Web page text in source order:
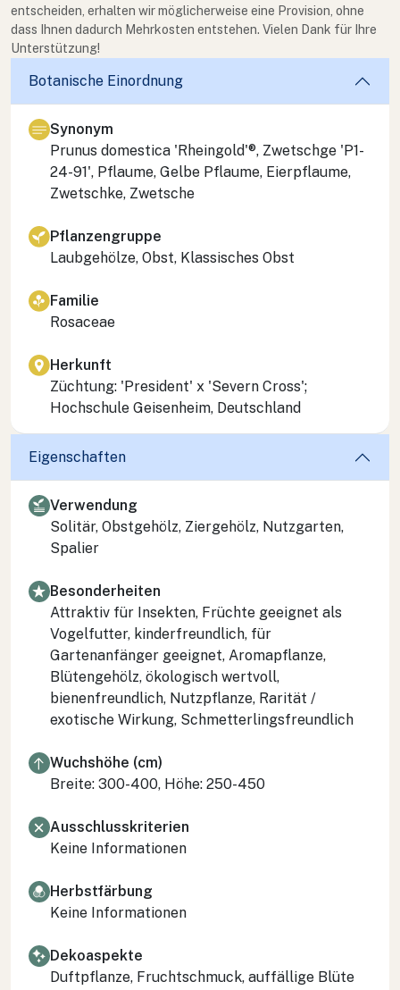
entscheiden, erhalten wir möglicherweise eine Provision, ohne
dass Ihnen dadurch Mehrkosten entstehen. Vielen Dank für Ihre
Unterstützung!
Botanische Einordnung
Synonym
Prunus domestica 'Rheingold'®, Zwetschge 'P1-
24-91', Pflaume, Gelbe Pflaume, Eierpflaume,
Zwetschke, Zwetsche
Pflanzengruppe
Laubgehölze, Obst, Klassisches Obst
Familie
Rosaceae
Herkunft
Züchtung: 'President' x 'Severn Cross';
Hochschule Geisenheim, Deutschland
Eigenschaften
Verwendung
Solitär, Obstgehölz, Ziergehölz, Nutzgarten,
Spalier
Besonderheiten
Attraktiv für Insekten, Früchte geeignet als
Vogelfutter, kinderfreundlich, für
Gartenanfänger geeignet, Aromapflanze,
Blütengehölz, ökologisch wertvoll,
bienenfreundlich, Nutzpflanze, Rarität /
exotische Wirkung, Schmetterlingsfreundlich
Wuchshöhe (cm)
Breite: 300-400, Höhe: 250-450
Ausschlusskriterien
Keine Informationen
Herbstfärbung
Keine Informationen
Dekoaspekte
Duftpflanze, Fruchtschmuck, auffällige Blüte